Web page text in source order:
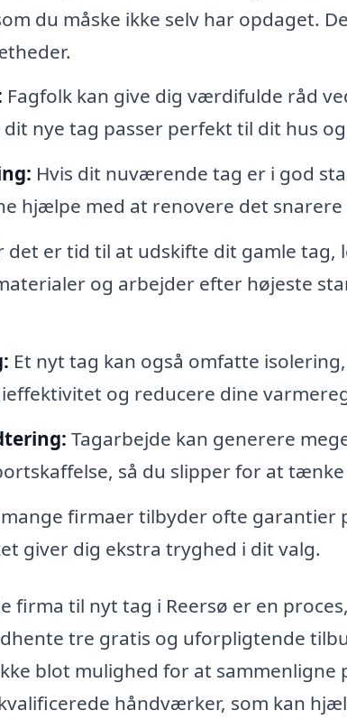
du måske ikke selv har opdaget.
Fagfolk kan give dig værdifulde råd
dit nye tag passer perfekt til dit hus
Hvis dit nuværende tag er i god
hjælpe med at renovere det
det er tid til at udskifte dit gamle
og arbejder efter højeste
Et nyt tag kan også omfatte
og reducere dine
Tagarbejde kan generere
så du slipper for at
mange firmaer tilbyder ofte garantier
giver dig ekstra tryghed i dit valg.
firma til nyt tag i Reersø er en
tre gratis og uforpligtende
blot mulighed for at sammenligne
håndværker, som kan